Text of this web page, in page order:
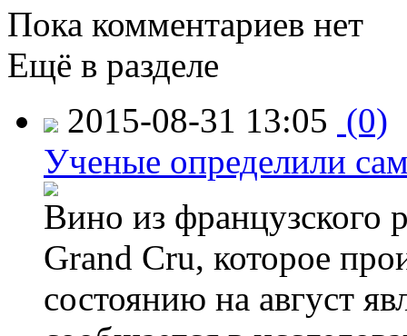
Пока комментариев нет
Ещё в разделе
2015-08-31 13:05 (0)
Ученые определили
Вино из французского
Grand Cru, которое
состоянию на август